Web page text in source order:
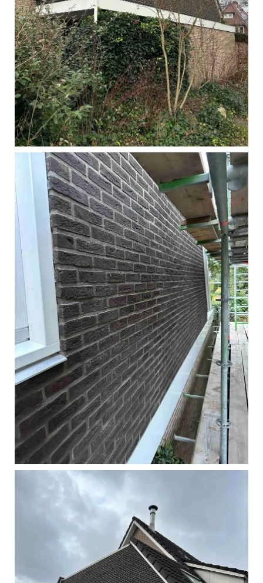
metselwerk, maar dan
onderhoudsarm en
perfect geïsoleerd.
Ons eigen team heeft
dit project van A tot Z
uitgevoerd, en het
resultaat mag er zijn.
Een strakke,
duurzame gevel waar
zowel wij als de
bewoners trots op zijn